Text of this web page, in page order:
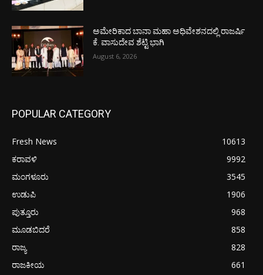
ಅಮೇರಿಕಾದ ಬಾನಾ ಮಹಾ ಅಧಿವೇಶನದಲ್ಲಿ ರಾಜರ್ಷಿ
ಕೆ. ವಾಸುದೇವ ಶೆಟ್ಟಿ ಭಾಗಿ
August 6, 2026
POPULAR CATEGORY
Fresh News
10613
ಕರಾವಳಿ
9992
ಮಂಗಳೂರು
3545
ಉಡುಪಿ
1906
ಪುತ್ತೂರು
968
ಮೂಡಬಿದರೆ
858
ರಾಜ್ಯ
828
ರಾಜಕೀಯ
661